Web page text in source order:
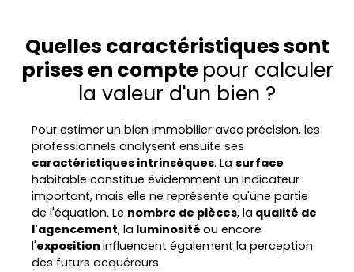
Quelles caractéristiques sont
prises en compte pour calculer
la valeur d'un bien ?
Pour estimer un bien immobilier avec précision, les
professionnels analysent ensuite ses
caractéristiques intrinsèques. La surface
habitable constitue évidemment un indicateur
important, mais elle ne représente qu'une partie
de l'équation. Le nombre de pièces, la qualité de
l'agencement, la luminosité ou encore
l'exposition influencent également la perception
des futurs acquéreurs.